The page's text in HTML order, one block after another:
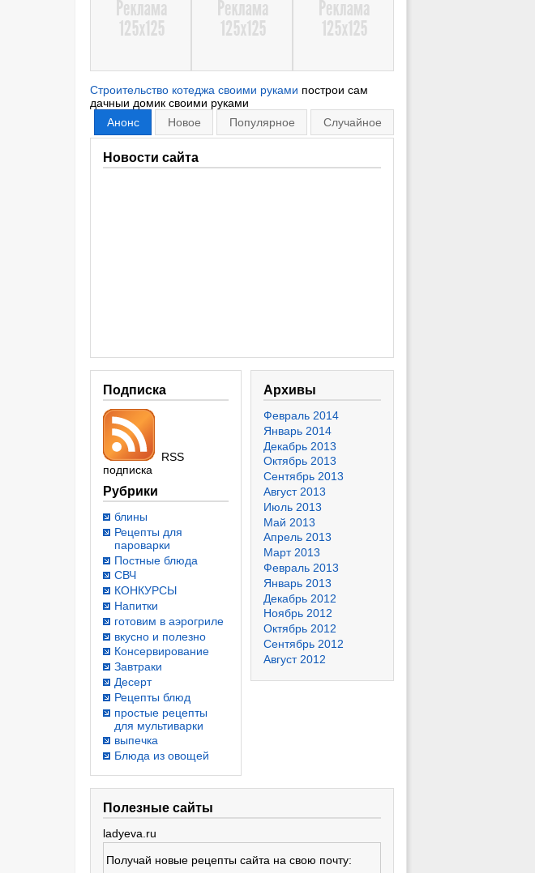
Строительство котеджа своими руками построи сам
дачныи домик своими руками
Анонс
Новое Популярное Случайное
Новости сайта
Подписка
RSS
подписка
Рубрики
блины
Рецепты для
пароварки
Постные блюда
СВЧ
КОНКУРСЫ
Напитки
готовим в аэрогриле
вкусно и полезно
Консервирование
Завтраки
Десерт
Рецепты блюд
простые рецепты
для мультиварки
выпечка
Блюда из овощей
Архивы
Февраль 2014
Январь 2014
Декабрь 2013
Октябрь 2013
Сентябрь 2013
Август 2013
Июль 2013
Май 2013
Апрель 2013
Март 2013
Февраль 2013
Январь 2013
Декабрь 2012
Ноябрь 2012
Октябрь 2012
Сентябрь 2012
Август 2012
Полезные сайты
ladyeva.ru
Получай новые рецепты сайта на свою почту: